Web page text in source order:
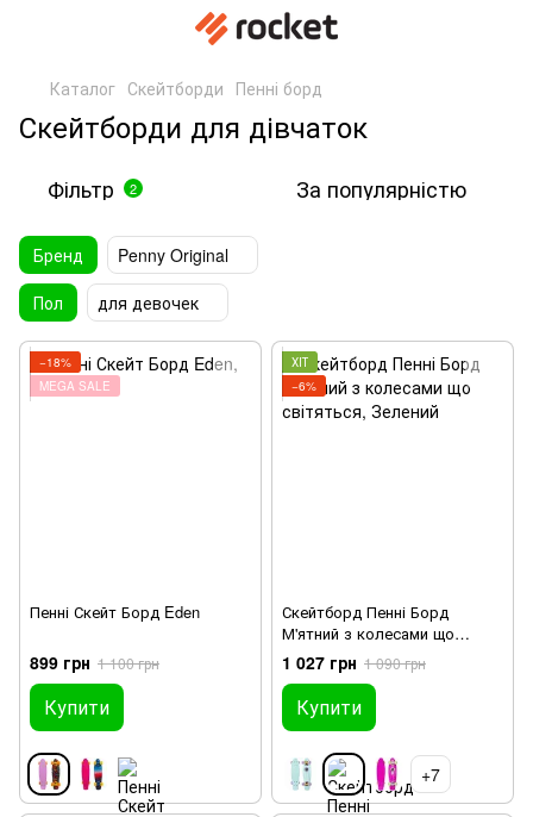
Каталог Скейтборди Пенні борд
Скейтборди для дівчаток
Фільтр 2 За популярністю
Бренд
Penny Original
Пол
для девочек
−18%
MEGA SALE
Пенні Скейт Борд Eden
899 грн 1 100 грн
Купити
ХІТ
−6%
Скейтборд Пенні Борд
М'ятний з колесами що
світяться
1 027 грн 1 090 грн
Купити
+7